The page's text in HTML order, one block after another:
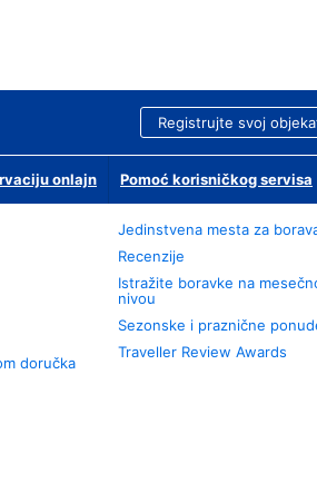
Registrujte svoj
onlajn Pomoć korisničkog servisa
doručka
Jedinstvena mesta za
Recenzije
Istražite boravke na
nivou
Sezonske i praznične
Traveller Review Awards